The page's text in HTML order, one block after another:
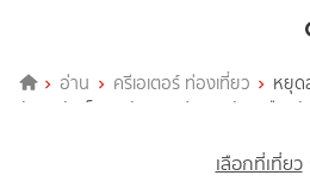
อ่าน ครีเอเตอร์ ท่องเที่ยว
หยุด
หัวหินกันเช็กอินกันแบบฟิน ๆ ฉบับ 3คืน4วัน
เลือกที่เที่ยว